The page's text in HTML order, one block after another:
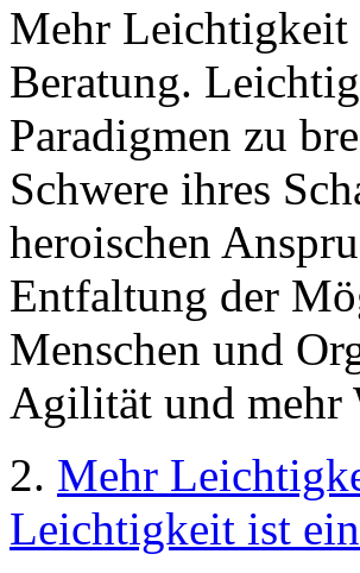
Mehr Leichtigkeit
Beratung.
Paradigmen zu
Schwere ihres
heroischen
Entfaltung der
Menschen und
Agilität und mehr
2. Mehr
Leichtigkeit ist